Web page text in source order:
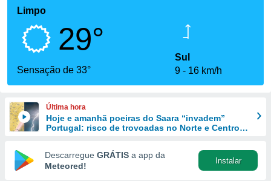
foi
fornecidas
a este
das
e
forma
digital
Limpo
29°
Sensação de 33°
Sul
9
16 km/h
Última hora
Hoje e amanhã poeiras do Saara “invadem”
Portugal: risco de trovoadas no Norte e Centro
Descarregue GRÁTIS a app da
Meteored!
Instalar